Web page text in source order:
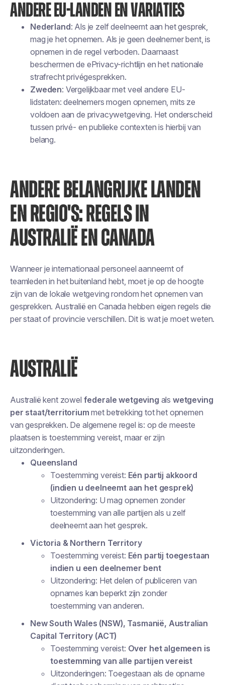
ANDERE EU-LANDEN EN VARIATIES
Nederland: Als je zelf deelneemt aan het gesprek,
mag je het opnemen. Als je geen deelnemer bent, is
opnemen in de regel verboden. Daarnaast
beschermen de ePrivacy-richtlijn en het nationale
strafrecht privégesprekken.
Zweden: Vergelijkbaar met veel andere EU-
lidstaten: deelnemers mogen opnemen, mits ze
voldoen aan de privacywetgeving. Het onderscheid
tussen privé- en publieke contexten is hierbij van
belang.
ANDERE BELANGRIJKE LANDEN
EN REGIO'S: REGELS IN
AUSTRALIË EN CANADA
Wanneer je internationaal personeel aanneemt of
teamleden in het buitenland hebt, moet je op de hoogte
zijn van de lokale wetgeving rondom het opnemen van
gesprekken. Australië en Canada hebben eigen regels die
per staat of provincie verschillen. Dit is wat je moet weten.
AUSTRALIË
Australië kent zowel federale wetgeving als wetgeving
per staat/territorium met betrekking tot het opnemen
van gesprekken. De algemene regel is: op de meeste
plaatsen is toestemming vereist, maar er zijn
uitzonderingen.
Queensland
Toestemming vereist: Eén partij akkoord
(indien u deelneemt aan het gesprek)
Uitzondering: U mag opnemen zonder
toestemming van alle partijen als u zelf
deelneemt aan het gesprek.
Victoria & Northern Territory
Toestemming vereist: Eén partij toegestaan
indien u een deelnemer bent
Uitzondering: Het delen of publiceren van
opnames kan beperkt zijn zonder
toestemming van anderen.
New South Wales (NSW), Tasmanië, Australian
Capital Territory (ACT)
Toestemming vereist: Over het algemeen is
toestemming van alle partijen vereist
Uitzonderingen: Toegestaan als de opname